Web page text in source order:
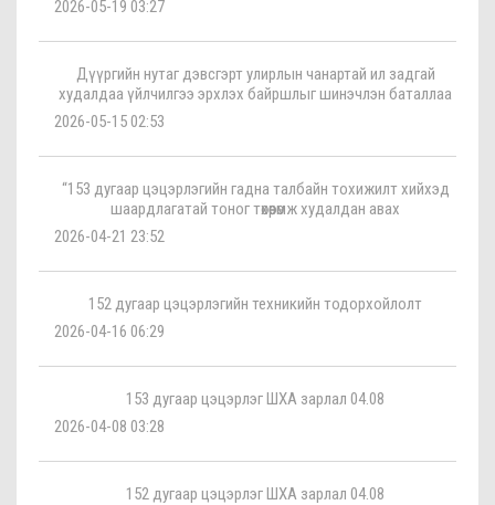
2026-05-19 03:27
Дүүргийн нутаг дэвсгэрт улирлын чанартай ил задгай
худалдаа үйлчилгээ эрхлэх байршлыг шинэчлэн баталлаа
2026-05-15 02:53
“153 дугаар цэцэрлэгийн гадна талбайн тохижилт хийхэд
шаардлагатай тоног төхөөрөмж худалдан авах
2026-04-21 23:52
152 дугаар цэцэрлэгийн техникийн тодорхойлолт
2026-04-16 06:29
153 дугаар цэцэрлэг ШХА зарлал 04.08
2026-04-08 03:28
152 дугаар цэцэрлэг ШХА зарлал 04.08